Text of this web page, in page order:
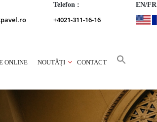
Telefon :
+4021-311-16-16
EN/FR
ONLINE NOUTĂȚI CONTACT